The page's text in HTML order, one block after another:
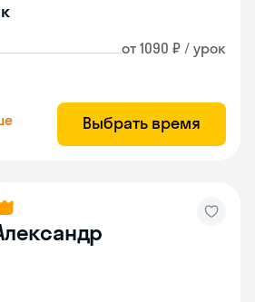
от 1090 ₽ / урок
Выбрать время